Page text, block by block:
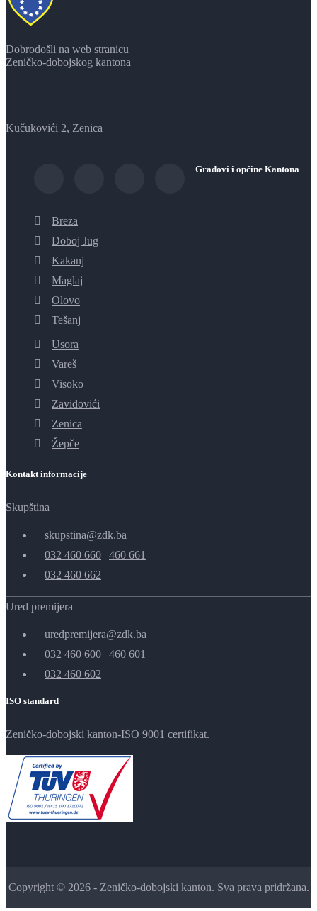
Dobrodošli na web stranicu
Zeničko-dobojskog kantona
Kučukovići 2, Zenica
Gradovi i općine Kantona
Breza
Doboj Jug
Kakanj
Maglaj
Olovo
Tešanj
Usora
Vareš
Visoko
Zavidovići
Zenica
Žepče
Kontakt informacije
Skupština
skupstina@zdk.ba
032 460 660 | 460 661
032 460 662
Ured premijera
uredpremijera@zdk.ba
032 460 600 | 460 601
032 460 602
ISO standard
Zeničko-dobojski kanton-ISO 9001 certifikat.
Copyright © 2026 - Zeničko-dobojski kanton. Sva prava pridržana.